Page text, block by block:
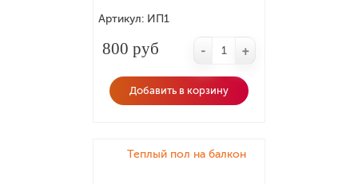
Артикул: ИП1
800 руб - +
Добавить в корзину
Теплый пол на балкон